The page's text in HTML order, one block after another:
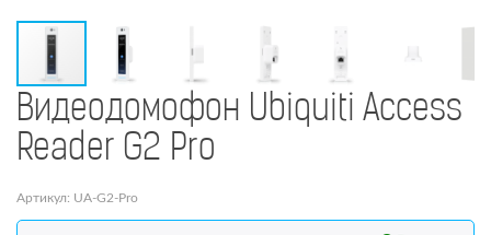
Видеодомофон Ubiquiti Access
Reader G2 Pro
Артикул: UA-G2-Pro